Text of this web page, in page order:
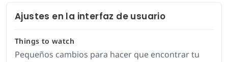
Ajustes en la interfaz de usuario
Things to watch
Pequeños cambios para hacer que encontrar tu